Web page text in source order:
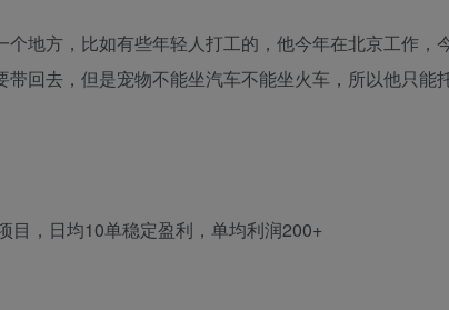
地方，比如有些年轻人打工的，他今年在北京工作，
回去，但是宠物不能坐汽车不能坐火车，所以他只能